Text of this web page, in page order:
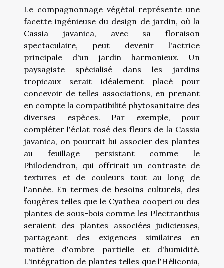
Le compagnonnage végétal représente une
facette ingénieuse du design de jardin, où la
Cassia javanica, avec sa floraison
spectaculaire, peut devenir l'actrice
principale d'un jardin harmonieux. Un
paysagiste spécialisé dans les jardins
tropicaux serait idéalement placé pour
concevoir de telles associations, en prenant
en compte la compatibilité phytosanitaire des
diverses espèces. Par exemple, pour
compléter l'éclat rosé des fleurs de la Cassia
javanica, on pourrait lui associer des plantes
au feuillage persistant comme le
Philodendron, qui offrirait un contraste de
textures et de couleurs tout au long de
l'année. En termes de besoins culturels, des
fougères telles que le Cyathea cooperi ou des
plantes de sous-bois comme les Plectranthus
seraient des plantes associées judicieuses,
partageant des exigences similaires en
matière d'ombre partielle et d'humidité.
L'intégration de plantes telles que l'Héliconia,